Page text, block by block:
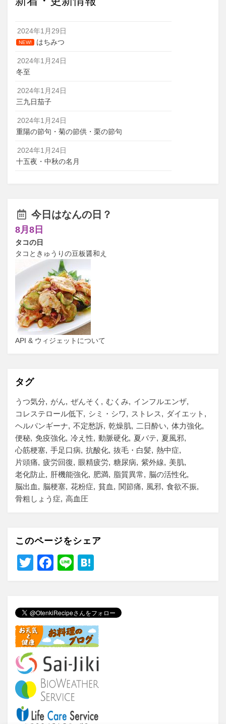
2024年1月29日
NEW! はちみつ
2024年1月24日
冬至
2024年1月24日
三九日茄子
2024年1月24日
重陽の節句・菊の節供・栗の節句
2024年1月24日
十五夜・中秋の名月
今日はなんの日？
8月8日
タコの日
タコときゅうりの豆板醤和え
API & ウィジェットについて
タグ
うつ気分 がん ぜんそく むくみ
インフルエンザ
コレステロール低下
シミ・シワ ストレス
ダイエット
ヘルパンギーナ
不定愁訴 乾燥肌 二日酔い
体力強化
便秘 免疫強化 冷え性 動脈硬化 夏バテ
夏風邪
心筋梗塞 手足口病 抗酸化 抜毛・白髪 熱中症
片頭痛
疲労回復 眼精疲労 糖尿病 紫外線
美肌
老化防止
肝機能強化 肥満 脂質異常
脳の活性化
脳出血
脳梗塞 花粉症 貧血 関節痛 風邪 食欲不振
骨粗しょう症
高血圧
このページをシェア
T
er
F
e
b
o
o
k
Li
n
a